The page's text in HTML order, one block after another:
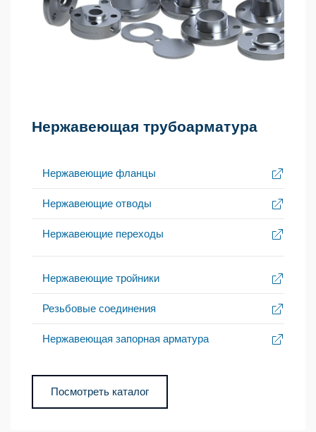
Нержавеющая трубоарматура
Нержавеющие фланцы
Нержавеющие отводы
Нержавеющие переходы
Нержавеющие тройники
Резьбовые соединения
Нержавеющая запорная арматура
Посмотреть каталог